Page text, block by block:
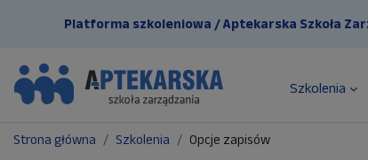
Platforma szkoleniowa / Aptekarska Szkoła
Szkolenia
Strona główna Szkolenia Opcje zapisów